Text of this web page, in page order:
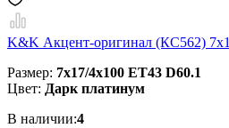
K&K Акцент-оригинал (КС562)
Размер: 7x17/4x100 ET43 D60.1
Цвет: Дарк платинум
В наличии:4